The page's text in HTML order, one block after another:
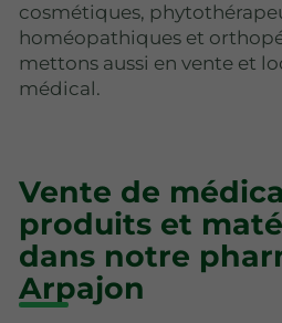
cosmétiques,
homéopathiques et
mettons aussi en vente et
médical.
Vente de
produits et
dans notre
Arpajon